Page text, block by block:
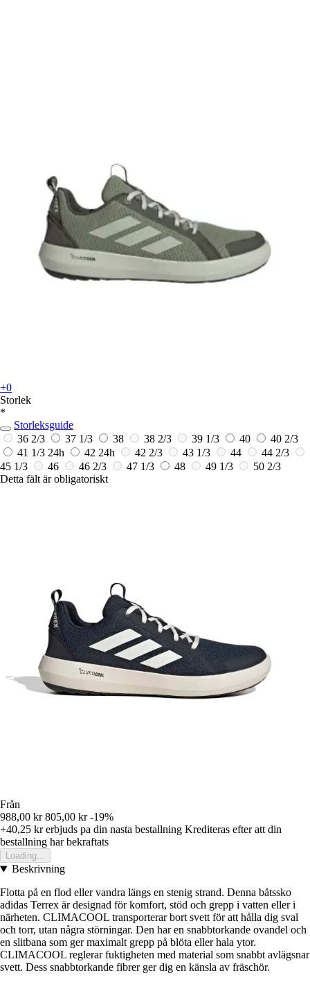
+0
Storlek
*
Storleksguide
36 2/3
37 1/3 38 38 2/3 39 1/3 40
40 2/3
41 1/3 24h 42 24h 42 2/3 43 1/3 44
44 2/3
45 1/3
46 46 2/3 47 1/3 48 49 1/3
50 2/3
Detta fält är obligatoriskt
Från
988,00 kr 805,00 kr -19%
+40,25 krerbjuds pa din nasta bestallning Krediteras efter att din
bestallning har bekraftats
Loading...
Beskrivning
Flotta på en flod eller vandra längs en stenig strand. Denna båtssko
adidas Terrex är designad för komfort, stöd och grepp i vatten eller i
närheten. CLIMACOOL transporterar bort svett för att hålla dig sval
och torr, utan några störningar. Den har en snabbtorkande ovandel och
en slitbana som ger maximalt grepp på blöta eller hala ytor.
CLIMACOOL reglerar fuktigheten med material som snabbt avlägsnar
svett. Dess snabbtorkande fibrer ger dig en känsla av fräschör.